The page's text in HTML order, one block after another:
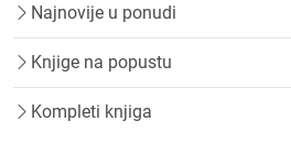
Najnovije u ponudi
Knjige na popustu
Kompleti knjiga